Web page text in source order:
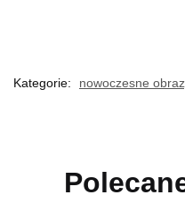
Kategorie:
nowoczesne